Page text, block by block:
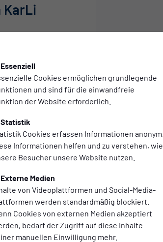
Essenziell
Cookies ermöglichen grundlegende
und sind für die einwandfreie
der Website erforderlich.
Statistik
Cookies erfassen Informationen anonym.
Informationen helfen und zu verstehen, wie
Besucher unsere Website nutzen.
Externe Medien
von Videoplattformen und Social-Media-
werden standardmäßig blockiert.
Cookies von externen Medien akzeptiert
bedarf der Zugriff auf diese Inhalte
manuellen Einwilligung mehr.
KarLi
Pauli